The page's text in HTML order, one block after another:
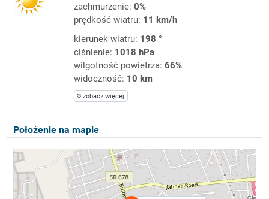
zachmurzenie: 0%
prędkość wiatru: 11 km/h
kierunek wiatru: 198 °
ciśnienie: 1018 hPa
wilgotność powietrza: 66%
widoczność: 10 km
zobacz więcej
Położenie na mapie